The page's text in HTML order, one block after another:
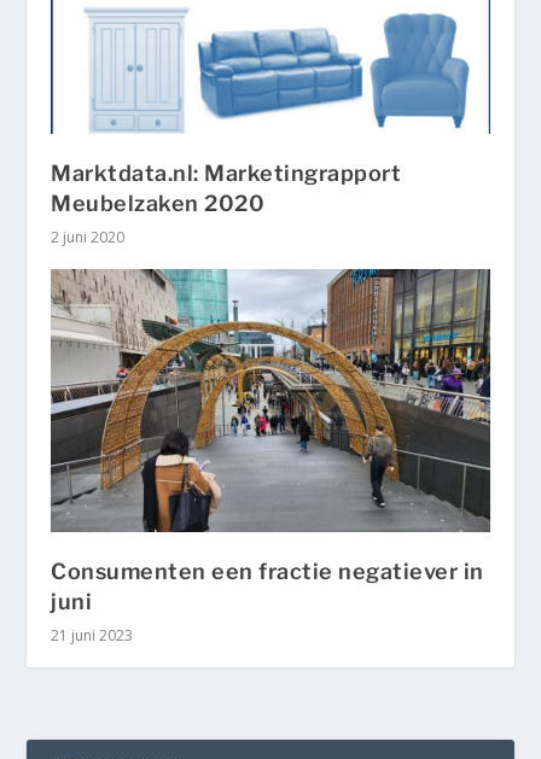
Marktdata.nl: Marketingrapport
Meubelzaken 2020
2 juni 2020
Consumenten een fractie negatiever in
juni
21 juni 2023